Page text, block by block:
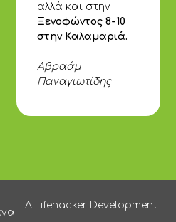
αλλά και στην
Ξενοφώντος 8-10
στην Καλαμαριά.
Αβραάμ
Παναγιωτίδης
A Lifehacker Development